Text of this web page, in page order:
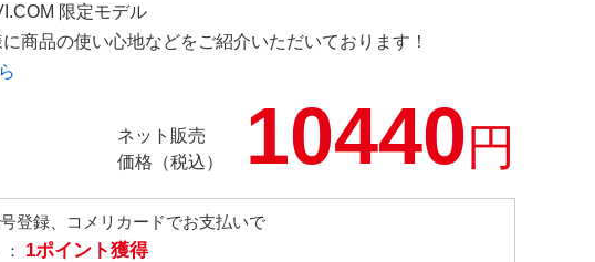
限定モデル
商品の使い心地などをご紹介いただいております！
ネット販売
価格（税込）
10440円
登録、コメリカードでお支払いで
1ポイント獲得